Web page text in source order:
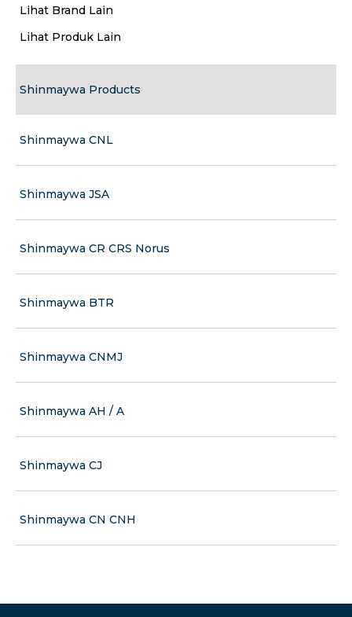
Lihat Brand Lain
Lihat Produk Lain
Shinmaywa Products
Shinmaywa CNL
Shinmaywa JSA
Shinmaywa CR CRS Norus
Shinmaywa BTR
Shinmaywa CNMJ
Shinmaywa AH / A
Shinmaywa CJ
Shinmaywa CN CNH